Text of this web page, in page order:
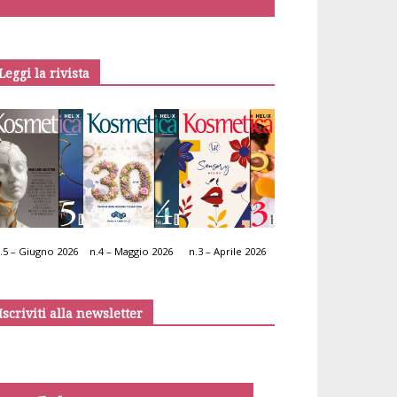
la rivista
– Giugno 2026 n.4 – Maggio 2026 n.3 – Aprile 2026
alla newsletter